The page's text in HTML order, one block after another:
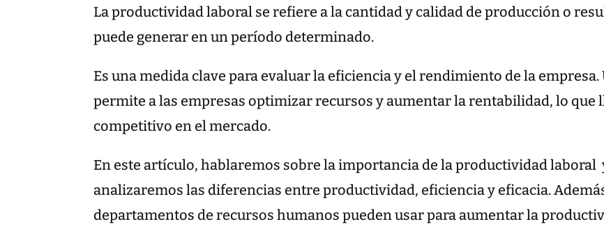
La productividad laboral se refiere a la cantidad y calidad de producción o
puede generar en un período determinado.
Es una medida clave para evaluar la eficiencia y el rendimiento de la
permite a las empresas optimizar recursos y aumentar la rentabilidad, lo que
competitivo en el mercado.
En este artículo, hablaremos sobre la importancia de la productividad laboral
analizaremos las diferencias entre productividad, eficiencia y eficacia.
departamentos de recursos humanos pueden usar para aumentar la